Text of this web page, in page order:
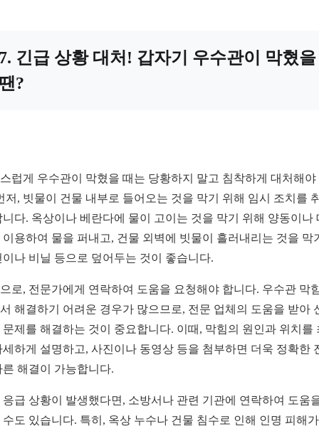
긴급 상황 대처! 갑자기 우수관이 막혔을
?
럽게 우수관이 막혔을 때는 당황하지 말고 침착하게 대처해야
저, 빗물이 건물 내부로 들어오는 것을 막기 위해 임시 조치를
니다. 옥상이나 베란다에 물이 고이는 것을 막기 위해 양동이나
이용하여 물을 퍼내고, 건물 외벽에 빗물이 흘러내리는 것을 막
이나 비닐 등으로 덮어두는 것이 좋습니다.
로, 전문가에게 연락하여 도움을 요청해야 합니다. 우수관 막
해결하기 어려운 경우가 많으므로, 전문 업체의 도움을 받아
문제를 해결하는 것이 중요합니다. 이때, 막힘의 원인과 위치를
세하게 설명하고, 사진이나 동영상 등을 첨부하면 더욱 정확한
른 해결이 가능합니다.
응급 상황이 발생했다면, 소방서나 관련 기관에 연락하여 도움
수도 있습니다. 특히, 옥상 누수나 건물 침수로 인해 인명 피해